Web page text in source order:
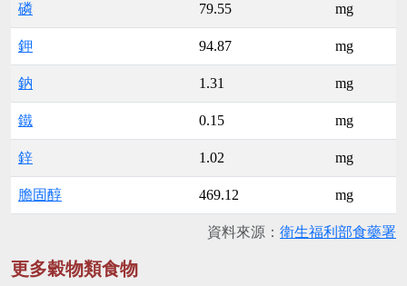
磷 79.55 mg
鉀 94.87 mg
鈉 1.31 mg
鐵 0.15 mg
鋅 1.02 mg
膽固醇 469.12 mg
資料來源： 衛生福利部食藥署
更多穀物類食物